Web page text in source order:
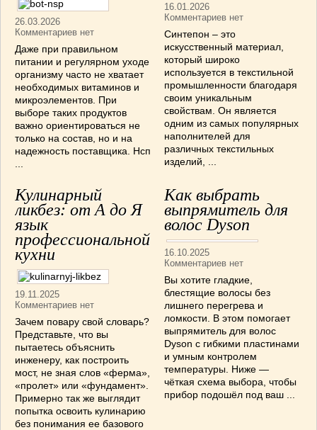
26.03.2026
Комментариев нет
Даже при правильном
питании и регулярном уходе
организму часто не хватает
необходимых витаминов и
микроэлементов. При
выборе таких продуктов
важно ориентироваться не
только на состав, но и на
надежность поставщика. Нсп
16.01.2026
Комментариев нет
Синтепон – это
искусственный материал,
который широко
используется в текстильной
промышленности благодаря
своим уникальным
свойствам. Он является
одним из самых популярных
наполнителей для
различных текстильных
изделий, ...
Кулинарный
ликбез: от А до Я
язык
профессиональной
кухни
19.11.2025
Комментариев нет
Зачем повару свой словарь?
Представьте, что вы
пытаетесь объяснить
инженеру, как построить
мост, не зная слов «ферма»,
«пролет» или «фундамент».
Примерно так же выглядит
попытка освоить кулинарию
без понимания ее базового
Как выбрать
выпрямитель для
волос Dyson
16.10.2025
Комментариев нет
Вы хотите гладкие,
блестящие волосы без
лишнего перегрева и
ломкости. В этом помогает
выпрямитель для волос
Dyson с гибкими пластинами
и умным контролем
температуры. Ниже —
чёткая схема выбора, чтобы
прибор подошёл под ваш ...